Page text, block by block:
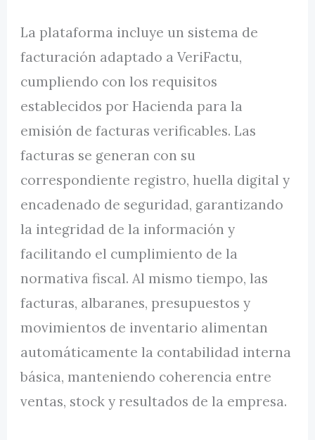
La plataforma incluye un sistema de
facturación adaptado a VeriFactu,
cumpliendo con los requisitos
establecidos por Hacienda para la
emisión de facturas verificables. Las
facturas se generan con su
correspondiente registro, huella digital y
encadenado de seguridad, garantizando
la integridad de la información y
facilitando el cumplimiento de la
normativa fiscal. Al mismo tiempo, las
facturas, albaranes, presupuestos y
movimientos de inventario alimentan
automáticamente la contabilidad interna
básica, manteniendo coherencia entre
ventas, stock y resultados de la empresa.